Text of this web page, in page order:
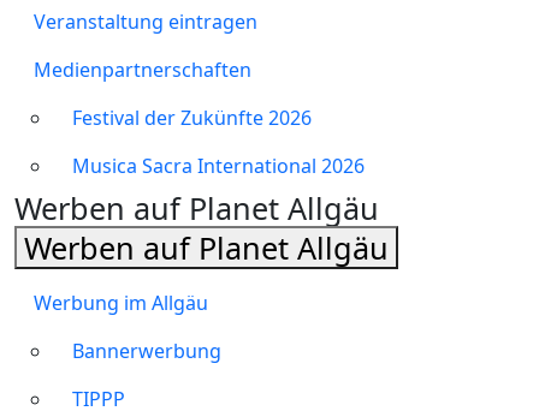
Veranstaltung eintragen
Medienpartnerschaften
Festival der Zukünfte 2026
Musica Sacra International 2026
Werben auf Planet Allgäu
Werben auf Planet Allgäu
Werbung im Allgäu
Bannerwerbung
TIPPP